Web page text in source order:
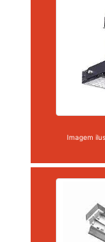
Imagem